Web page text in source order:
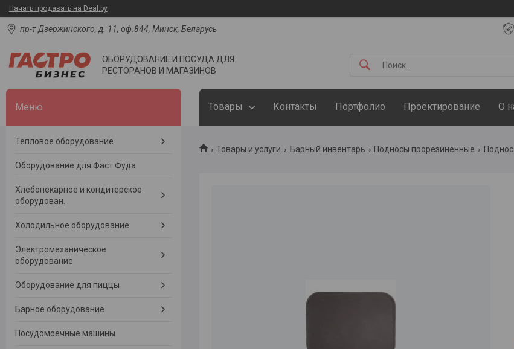
Начать продавать на Deal.by
пр-т Дзержинского, д. 11, оф.844, Минск, Беларусь
ОБОРУДОВАНИЕ И ПОСУДА ДЛЯ
РЕСТОРАНОВ И МАГАЗИНОВ
Товары Контакты Портфолио Проектирование О
Товары и услуги Барный инвентарь Подносы прорезиненные
Тепловое оборудование
Оборудование для Фаст Фуда
Хлебопекарное и кондитерское
оборудован.
Холодильное оборудование
Электромеханическое
оборудование
Оборудование для пиццы
Барное оборудование
Посудомоечные машины